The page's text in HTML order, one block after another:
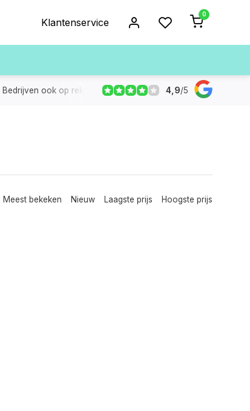
Klantenservice
0
Bedrijven ook op rekening De voorraad die
4,9/5
Meest bekeken Nieuw Laagste prijs Hoogste prijs